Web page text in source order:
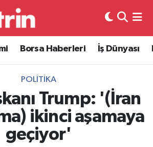
Borsa Haberleri İş Dünyası
POLITIKA
Trump: '(İran
ikinci aşamaya
geçiyor'
Durumu ve Fikstür